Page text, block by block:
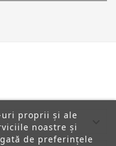
uri proprii și ale
noastre și
de preferințele